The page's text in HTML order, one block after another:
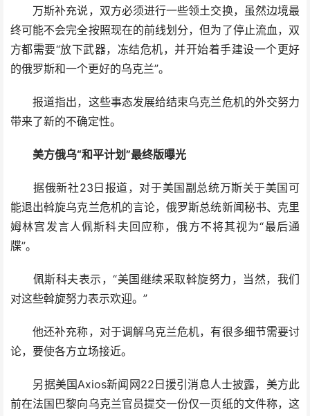
万斯补充说，双方必须进行一些领土交换，虽然边境最
终可能不会完全按照现在的前线划分，但为了停止流血，双
方都需要“放下武器，冻结危机，并开始着手建设一个更好
的俄罗斯和一个更好的乌克兰”。
报道指出，这些事态发展给结束乌克兰危机的外交努力
带来了新的不确定性。
美方俄乌“和平计划”最终版曝光
据俄新社23日报道，对于美国副总统万斯关于美国可
能退出斡旋乌克兰危机的言论，俄罗斯总统新闻秘书、克里
姆林宫发言人佩斯科夫回应称，俄方不将其视为“最后通
牒”。
佩斯科夫表示，“美国继续采取斡旋努力，当然，我们
对这些斡旋努力表示欢迎。”
他还补充称，对于调解乌克兰危机，有很多细节需要讨
论，要使各方立场接近。
另据美国Axios新闻网22日援引消息人士披露，美方此
前在法国巴黎向乌克兰官员提交一份仅一页纸的文件称，这